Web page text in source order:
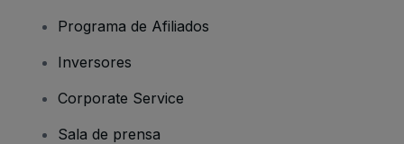
Programa de Afiliados
Inversores
Corporate Service
Sala de prensa